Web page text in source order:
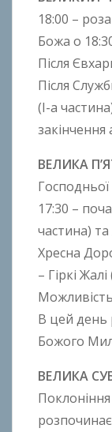
18:00 –
Божа о
Після
Після
(І-а
закінчення
ВЕЛИКА
Господньої
17:30 –
частина) та
Хресна
– Гіркі
Можливість
В цей день
Божого
ВЕЛИКА